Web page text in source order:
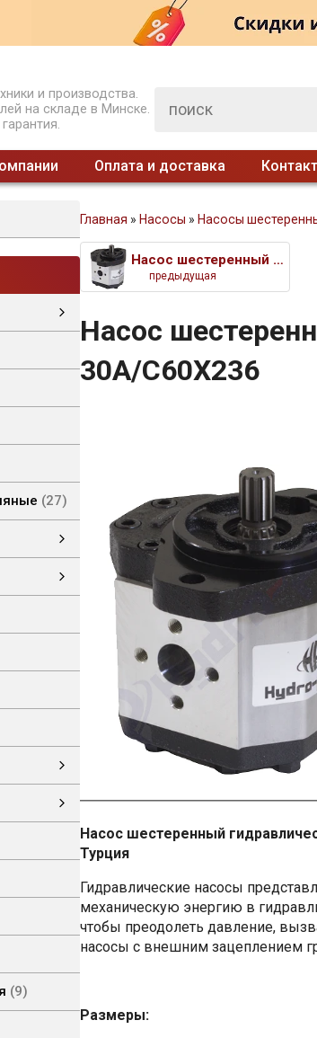
и производства.
на складе в Минске.
Оплата и доставка
27
9
Главная » Насосы » Насосы
Насос шестеренный гидравлическ
предыдущая
Насос
30A/C60X236
Насос шестеренный
Турция
Гидравлические насосы
механическую энергию в
чтобы преодолеть давление,
насосы с внешним зацеплением
Размеры: